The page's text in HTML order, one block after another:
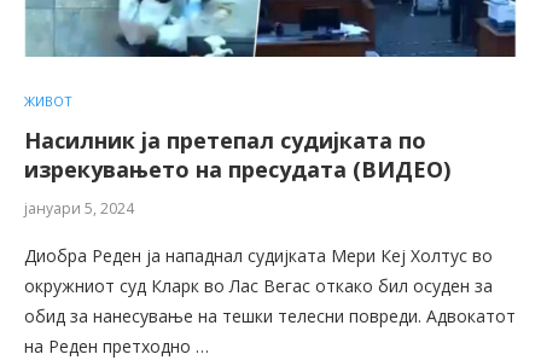
ЖИВОТ
Насилник ја претепал судијката по
изрекувањето на пресудата (ВИДЕО)
јануари 5, 2024
Диобра Реден ја нападнал судијката Мери Кеј Холтус во
окружниот суд Кларк во Лас Вегас откако бил осуден за
обид за нанесување на тешки телесни повреди. Адвокатот
на Реден претходно …